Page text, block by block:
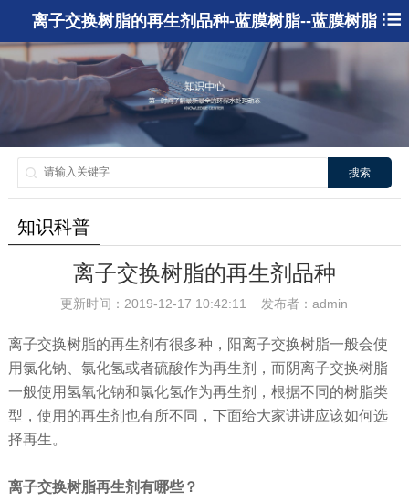
离子交换树脂的再生剂品种-蓝膜树脂--蓝膜树脂
搜索
知识科普
离子交换树脂的再生剂品种
更新时间：2019-12-17 10:42:11 发布者：admin
离子交换树脂的再生剂有很多种，阳离子交换树脂一般会使
用氯化钠、氯化氢或者硫酸作为再生剂，而阴离子交换树脂
一般使用氢氧化钠和氯化氢作为再生剂，根据不同的树脂类
型，使用的再生剂也有所不同，下面给大家讲讲应该如何选
择再生。
离子交换树脂再生剂有哪些？